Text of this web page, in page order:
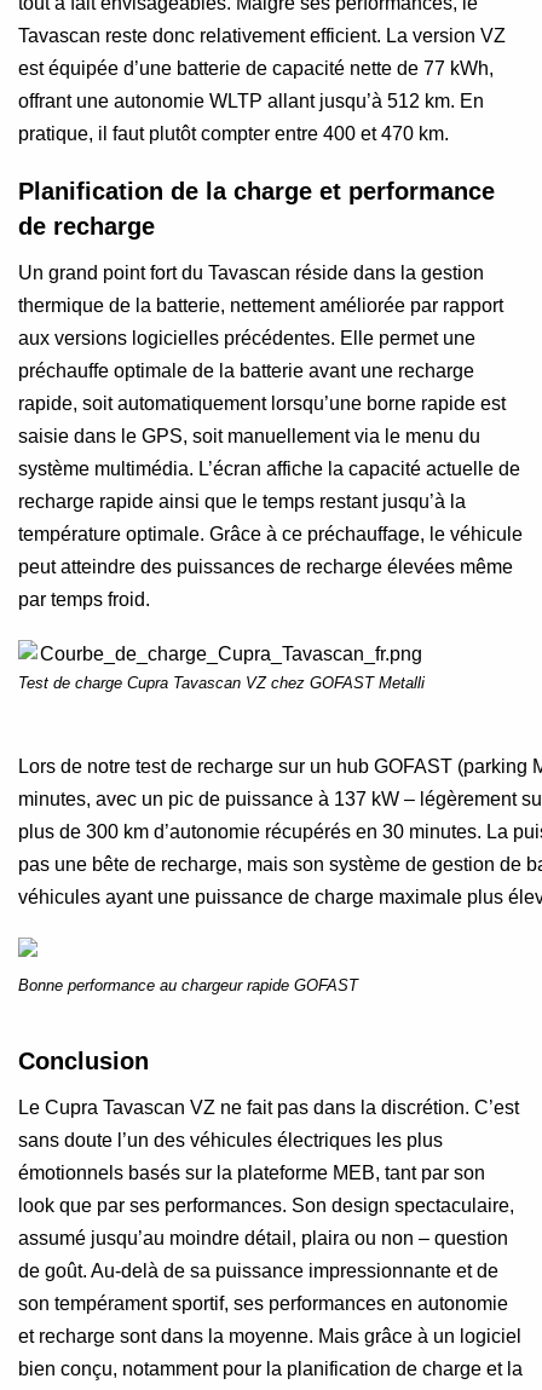
Tavascan reste donc relativement efficient. La version VZ
est équipée d’une batterie de capacité nette de 77 kWh,
offrant une autonomie WLTP allant jusqu’à 512 km. En
pratique, il faut plutôt compter entre 400 et 470 km.
Planification de la charge et performance
de recharge
Un grand point fort du Tavascan réside dans la gestion
thermique de la batterie, nettement améliorée par rapport
aux versions logicielles précédentes. Elle permet une
préchauffe optimale de la batterie avant une recharge
rapide, soit automatiquement lorsqu’une borne rapide est
saisie dans le GPS, soit manuellement via le menu du
système multimédia. L’écran affiche la capacité actuelle de
recharge rapide ainsi que le temps restant jusqu’à la
température optimale. Grâce à ce préchauffage, le véhicule
peut atteindre des puissances de recharge élevées même
par temps froid.
Test de charge Cupra Tavascan VZ chez GOFAST Metalli
Lors de notre test de recharge sur un hub GOFAST
minutes, avec un pic de puissance à 137 kW – légèrement
plus de 300 km d’autonomie récupérés en 30 minutes. La
pas une bête de recharge, mais son système de gestion de
véhicules ayant une puissance de charge maximale plus
Bonne performance au chargeur rapide GOFAST
Conclusion
Le Cupra Tavascan VZ ne fait pas dans la discrétion. C’est
sans doute l’un des véhicules électriques les plus
émotionnels basés sur la plateforme MEB, tant par son
look que par ses performances. Son design spectaculaire,
assumé jusqu’au moindre détail, plaira ou non – question
de goût. Au-delà de sa puissance impressionnante et de
son tempérament sportif, ses performances en autonomie
et recharge sont dans la moyenne. Mais grâce à un logiciel
bien conçu, notamment pour la planification de charge et la